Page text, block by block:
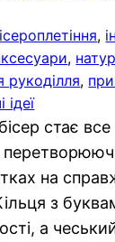
,
,
рукоділля,
ідеї
стає
на
з
а